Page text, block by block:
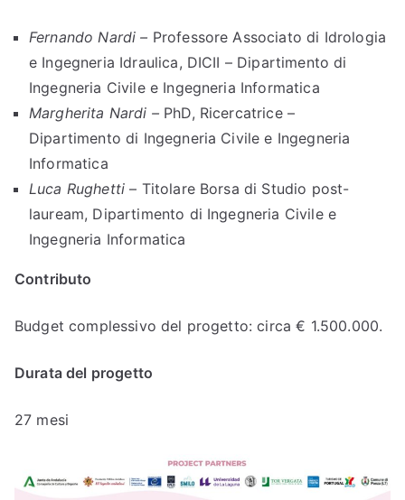
Fernando Nardi – Professore Associato di Idrologia
e Ingegneria Idraulica, DICII – Dipartimento di
Ingegneria Civile e Ingegneria Informatica
Margherita Nardi – PhD, Ricercatrice –
Dipartimento di Ingegneria Civile e Ingegneria
Informatica
Luca Rughetti– Titolare Borsa di Studio post-
lauream, Dipartimento di Ingegneria Civile e
Ingegneria Informatica
Contributo
Budget complessivo del progetto: circa € 1.500.000.
Durata del progetto
27 mesi